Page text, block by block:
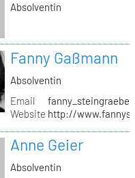
Absolventin
Fanny Gaßmann
Absolventin
Email
Website http://
Anne Geier
Absolventin